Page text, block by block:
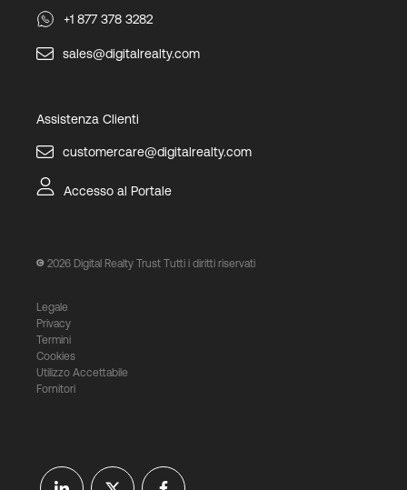
+1 877 378 3282
sales@digitalrealty.com
Assistenza Clienti
customercare@digitalrealty.com
Accesso al Portale
2026 Digital Realty Trust Tutti i diritti riservati
Legale
Privacy
Termini
Cookies
Utilizzo Accettabile
Fornitori